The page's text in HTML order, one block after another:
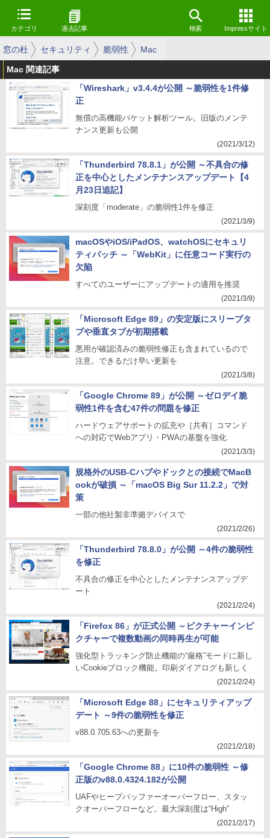
カテゴリ 過去記事 検索 Impressサイト
窓の杜 セキュリティ 脆弱性 Mac
Mac 関連記事
「Wireshark」v3.4.4が公開 ～脆弱性を1件修
正
無償の高機能パケット解析ツール。旧版のメンテ
ナンス更新も公開
(2021/3/12)
「Thunderbird 78.8.1」が公開 ～不具合の修
正を中心としたメンテナンスアップデート【4
月23日追記】
深刻度「moderate」の脆弱性1件を修正
(2021/3/9)
macOSやiOS/iPadOS、watchOSにセキュリ
ティパッチ ～「WebKit」に任意コード実行の
欠陥
すべてのユーザーにアップデートの適用を推奨
(2021/3/9)
「Microsoft Edge 89」の安定版にスリープタ
ブや垂直タブが初期搭載
悪用が確認済みの脆弱性修正も含まれているので
注意。できるだけ早い更新を
(2021/3/8)
「Google Chrome 89」が公開 ～ゼロデイ脆
弱性1件を含む47件の問題を修正
ハードウェアサポートの拡充や［共有］コマンド
への対応でWebアプリ・PWAの基盤を強化
(2021/3/3)
規格外のUSB-Cハブやドックとの接続でMacB
ookが破損 ～「macOS Big Sur 11.2.2」で対
策
一部の他社製非準拠デバイスで
(2021/2/26)
「Thunderbird 78.8.0」が公開 ～4件の脆弱性
を修正
不具合の修正を中心としたメンテナンスアップデ
ート
(2021/2/24)
「Firefox 86」が正式公開 ～ピクチャーインピ
クチャーで複数動画の同時再生が可能
強化型トラッキング防止機能の“厳格”モードに新し
いCookieブロック機能。印刷ダイアログも新しく
(2021/2/24)
「Microsoft Edge 88」にセキュリティアップ
デート ～9件の脆弱性を修正
v88.0.705.63への更新を
(2021/2/18)
「Google Chrome 88」に10件の脆弱性 ～修
正版のv88.0.4324.182が公開
UAFやヒープバッファーオーバーフロー、スタッ
クオーバーフローなど。最大深刻度は“High”
(2021/2/17)